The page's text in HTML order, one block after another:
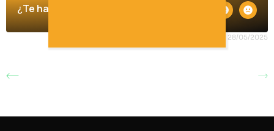
¿Te ha ayudado?
Updated on 28/05/2025